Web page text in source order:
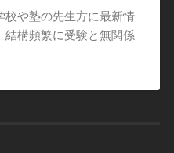
校や塾の先生方に最新情
結構頻繁に受験と無関係